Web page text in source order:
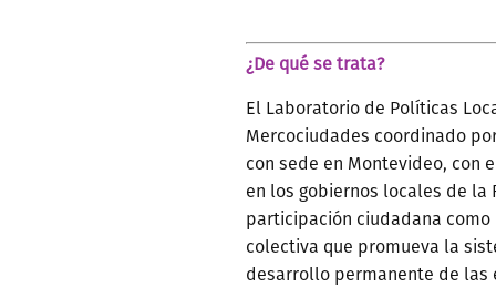
¿De qué se trata?
El Laboratorio de Políticas
Mercociudades coordinado
con sede en Montevideo, con
en los gobiernos locales de
participación ciudadana
colectiva que promueva la
desarrollo permanente de las